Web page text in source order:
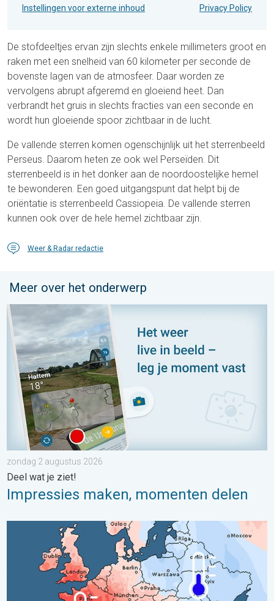
Instellingen voor externe inhoud Privacy Policy
De stofdeeltjes ervan zijn slechts enkele millimeters groot en
raken met een snelheid van 60 kilometer per seconde de
bovenste lagen van de atmosfeer. Daar worden ze
vervolgens abrupt afgeremd en gloeiend heet. Dan
verbrandt het gruis in slechts fracties van een seconde en
wordt hun gloeiende spoor zichtbaar in de lucht.
De vallende sterren komen ogenschijnlijk uit het sterrenbeeld
Perseus. Daarom heten ze ook wel Perseïden. Dit
sterrenbeeld is in het donker aan de noordoostelijke hemel
te bewonderen. Een goed uitgangspunt dat helpt bij de
oriëntatie is sterrenbeeld Cassiopeia. De vallende sterren
kunnen ook over de hele hemel zichtbaar zijn.
Weer & Radar redactie
Meer over het onderwerp
Impressies maken, momenten delen. Deel wat je ziet!. . .
zondag 2 augustus 2026
Deel wat je ziet!
Impressies maken, momenten delen
Grote weersverschillen in juli. Tweedeling Europa. . .